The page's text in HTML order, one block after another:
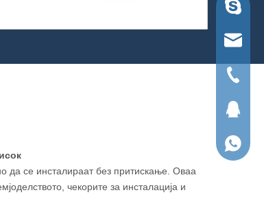
да се инсталираат без притискање. Оваа
чекорите за инсталација и
Скајп
тел.